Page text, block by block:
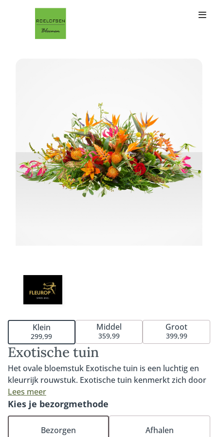
Exotische tuin
Het ovale bloemstuk Exotische tuin is een luchtig en
kleurrijk rouwstuk. Exotische tuin kenmerkt zich door
de warme kleuren en de subtiele exotische en
tropische touch. Een prachtig rouwstuk in een ovale
vorm voor een mooi en persoonlijk afscheid.
Verkrijgbaar in 60cm, 80cm of 100cm. Het rouwstuk is
Lees meer
Klein
299,99
Middel
359,99
Groot
399,99
Kies je bezorgmethode
Bezorgen Afhalen